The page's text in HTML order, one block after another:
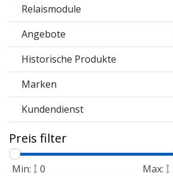
Relaismodule
Angebote
Historische Produkte
Marken
Kundendienst
Preis filter
Min: 0 Max: